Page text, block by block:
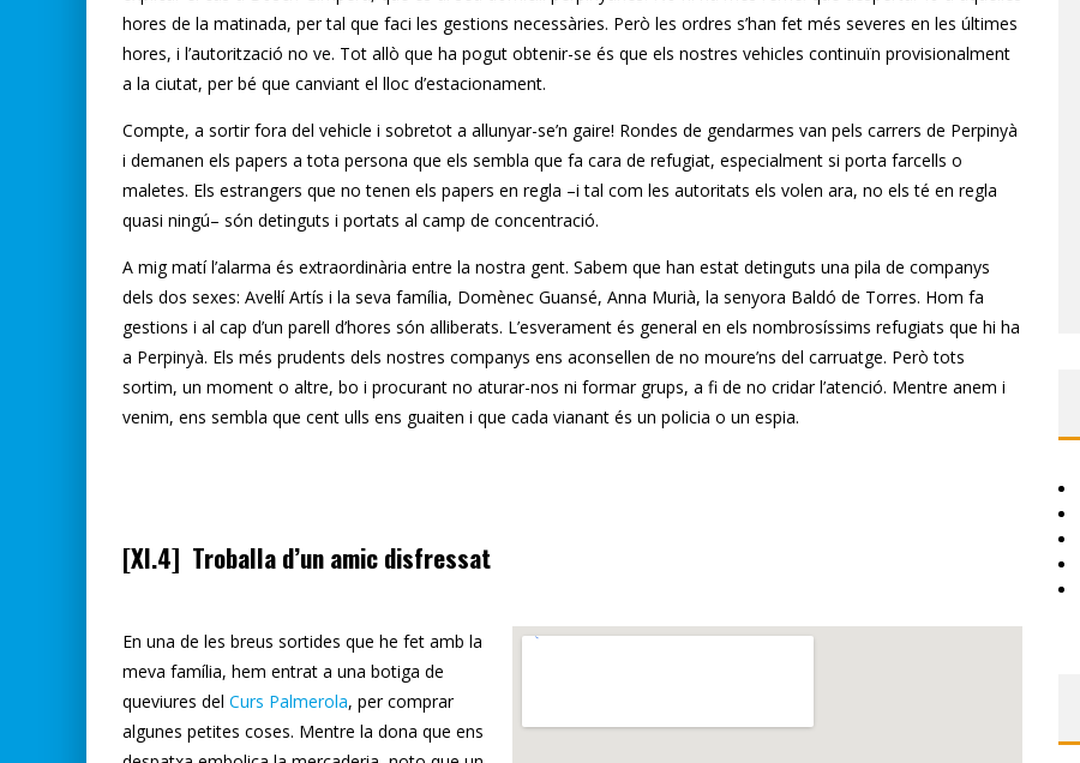
hores de la matinada, per tal que faci les gestions necessàries. Però les ordres s’han fet més severes en les últimes
hores, i l’autorització no ve. Tot allò que ha pogut obtenir-se és que els nostres vehicles continuïn provisionalment
a la ciutat, per bé que canviant el lloc d’estacionament.
Compte, a sortir fora del vehicle i sobretot a allunyar-se’n gaire! Rondes de gendarmes van pels carrers de Perpinyà
i demanen els papers a tota persona que els sembla que fa cara de refugiat, especialment si porta farcells o
maletes. Els estrangers que no tenen els papers en regla –i tal com les autoritats els volen ara, no els té en regla
quasi ningú– són detinguts i portats al camp de concentració.
A mig matí l’alarma és extraordinària entre la nostra gent. Sabem que han estat detinguts una pila de companys
dels dos sexes: Avel·lí Artís i la seva família, Domènec Guansé, Anna Murià, la senyora Baldó de Torres. Hom fa
gestions i al cap d’un parell d’hores són alliberats. L’esverament és general en els nombrosíssims refugiats que hi ha
a Perpinyà. Els més prudents dels nostres companys ens aconsellen de no moure’ns del carruatge. Però tots
sortim, un moment o altre, bo i procurant no aturar-nos ni formar grups, a fi de no cridar l’atenció. Mentre anem i
venim, ens sembla que cent ulls ens guaiten i que cada vianant és un policia o un espia.
[XI.4] Troballa d’un amic disfressat
En una de les breus sortides que he fet amb la
meva família, hem entrat a una botiga de
queviures del Curs Palmerola, per comprar
algunes petites coses. Mentre la dona que ens